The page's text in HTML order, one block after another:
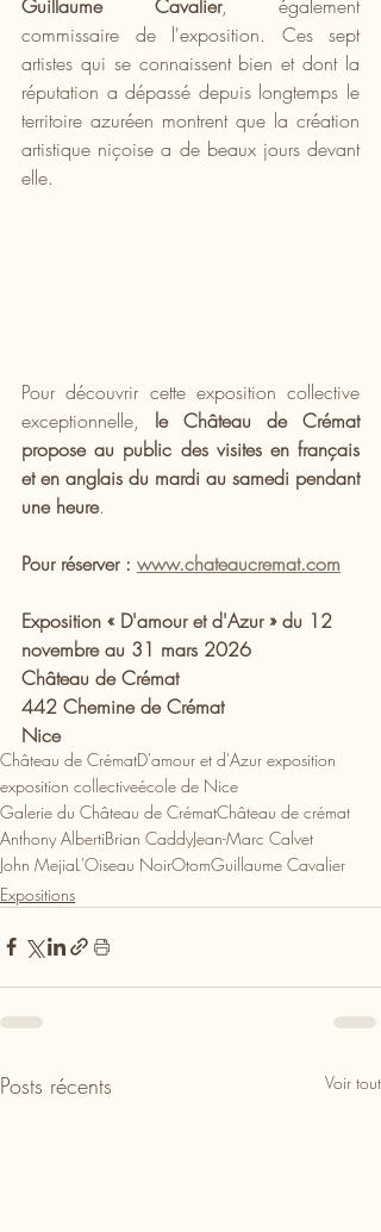
Guillaume Cavalier, également
commissaire de l'exposition. Ces sept
artistes qui se connaissent bien et dont la
réputation a dépassé depuis longtemps le
territoire azuréen montrent que la création
artistique niçoise a de beaux jours devant
elle.
Pour découvrir cette exposition collective
exceptionnelle, le Château de Crémat
propose au public des visites en français
et en anglais du mardi au samedi pendant
une heure.
Pour réserver : www.chateaucremat.com
Exposition « D'amour et d'Azur » du 12
novembre au 31 mars 2026
Château de Crémat
442 Chemine de Crémat
Nice
Château de CrématD'amour et d'Azur exposition
exposition collectiveécole de Nice
Galerie du Château de CrématChâteau de crémat
Anthony AlbertiBrian CaddyJean-Marc Calvet
John MejiaL'Oiseau NoirOtomGuillaume Cavalier
Expositions
Posts récents Voir tout